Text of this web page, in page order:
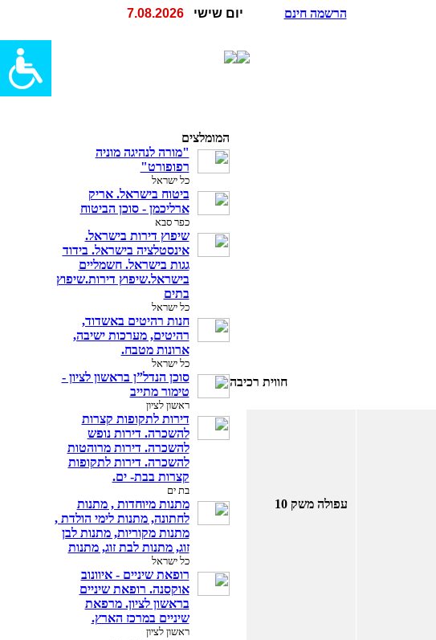
הרשמה חינם יום שישי 7.08.2026
חווית רכיבה
עפולה משק 10
המומלצים
"מורה לנהיגה מוניה
רפופורט"
כל ישראל
ביטוח בישראל. אריק
ארליכמן - סוכן הביטוח
כפר סבא
שיפוץ דירות בישראל.
אינסטלציה בישראל. בידוד
גגות בישראל. חשמליים
בישראל.שיפוץ דירות.שיפוץ
בתים
כל ישראל
חנות רהיטים באשדוד,
רהיטים, מערכות ישיבה,
ארונות מטבח.
כל ישראל
סוכן הנדל”ן בראשון לציון -
טימור מתייב
ראשון לציון
דירות לתקופות קצרות
להשכרה. דירות נופש
להשכרה. דירות מרוהטות
להשכרה‎. דירות לתקופות
קצרות בבת- ים.
בת ים
מתנות מיוחדות , מתנות
לחתונה, מתנות לימי הולדת ,
מתנות מקוריות, מתנות לבן
זוג, מתנות לבת זוג, מתנות
כל ישראל
רופאת שיניים - איוונוב
אוקסנה. רופאת שיניים
בראשון לציון. מרפאת
שיניים במרכז הארץ.
ראשון לציון